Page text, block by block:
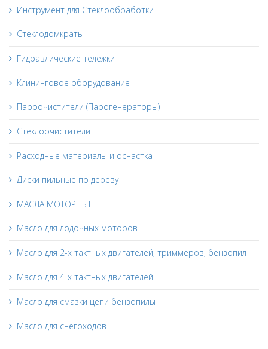
Инструмент для Стеклообработки
Стеклодомкраты
Гидравлические тележки
Клининговое оборудование
Пароочистители (Парогенераторы)
Стеклоочистители
Расходные материалы и оснастка
Диски пильные по дереву
МАСЛА МОТОРНЫЕ
Масло для лодочных моторов
Масло для 2-х тактных двигателей, триммеров, бензопил
Масло для 4-х тактных двигателей
Масло для смазки цепи бензопилы
Масло для снегоходов